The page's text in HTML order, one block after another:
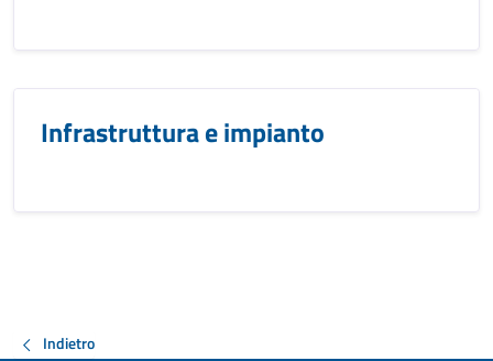
Infrastruttura e impianto
Indietro